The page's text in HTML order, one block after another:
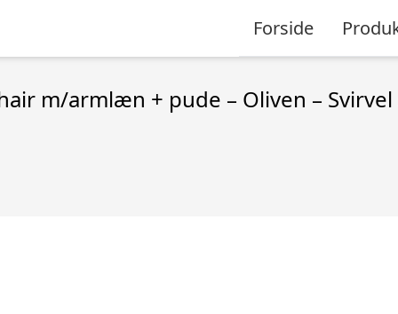
Forside
m/armlæn + pude – Oliven –